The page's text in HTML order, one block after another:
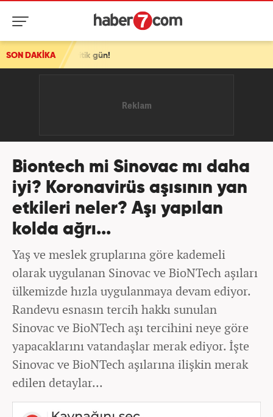
SON DAKİKA
gün!
Biontech mi Sinovac mı daha
iyi? Koronavirüs aşısının yan
etkileri neler? Aşı yapılan
kolda ağrı...
Yaş ve meslek gruplarına göre kademeli
olarak uygulanan Sinovac ve BioNTech aşıları
ülkemizde hızla uygulanmaya devam ediyor.
Randevu esnasın tercih hakkı sunulan
Sinovac ve BioNTech aşı tercihini neye göre
yapacaklarını vatandaşlar merak ediyor. İşte
Sinovac ve BioNTech aşılarına ilişkin merak
edilen detaylar...